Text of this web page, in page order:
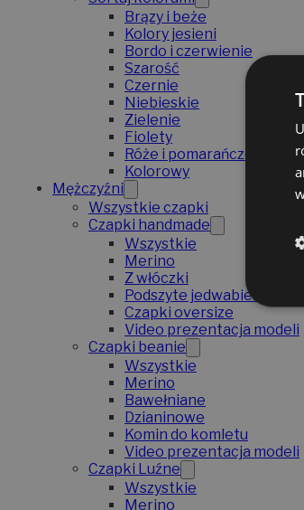
Brązy i beże
Kolory jesieni
Bordo i czerwienie
Szarość
Czernie
Niebieskie
Zielenie
Fiolety
Róże i pomarańcze
Kolorowy
Mężczyźni
Wszystkie czapki
Czapki handmade
Wszystkie
Merino
Z włóczki
Podszyte jedwabiem
Czapki oversize
Video prezentacja modeli
Czapki beanie
Wszystkie
Merino
Bawełniane
Dzianinowe
Komin do komletu
Video prezentacja modeli
Czapki Luźne
Wszystkie
Merino